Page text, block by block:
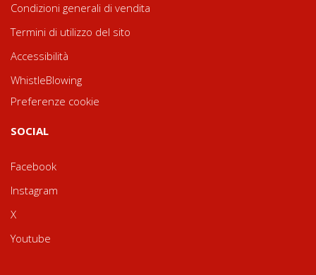
Condizioni generali di vendita
Termini di utilizzo del sito
Accessibilità
WhistleBlowing
Preferenze cookie
SOCIAL
Facebook
Instagram
X
Youtube